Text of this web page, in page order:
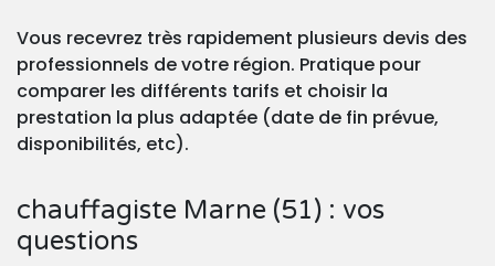
Vous recevrez très rapidement plusieurs devis des
professionnels de votre région. Pratique pour
comparer les différents tarifs et choisir la
prestation la plus adaptée (date de fin prévue,
disponibilités, etc).
chauffagiste Marne (51) : vos
questions